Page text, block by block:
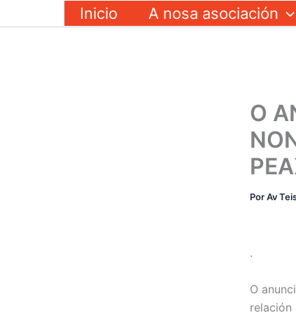
ao
Inicio A nosa asociación
O
PorAv
.
O
relación